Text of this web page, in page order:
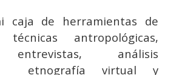
caja de herramientas de
antropológicas,
entrevistas, análisis
etnografía virtual y